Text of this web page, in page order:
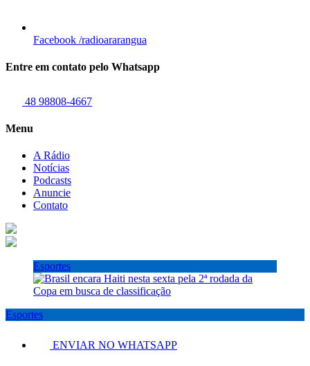
Facebook /radioararangua
Entre em contato pelo Whatsapp
48 98808-4667
Menu
A Rádio
Notícias
Podcasts
Anuncie
Contato
Esportes
Esportes
ENVIAR NO WHATSAPP